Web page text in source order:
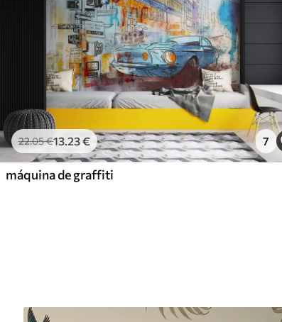
22.05€13.23€ 7
máquina de graffiti